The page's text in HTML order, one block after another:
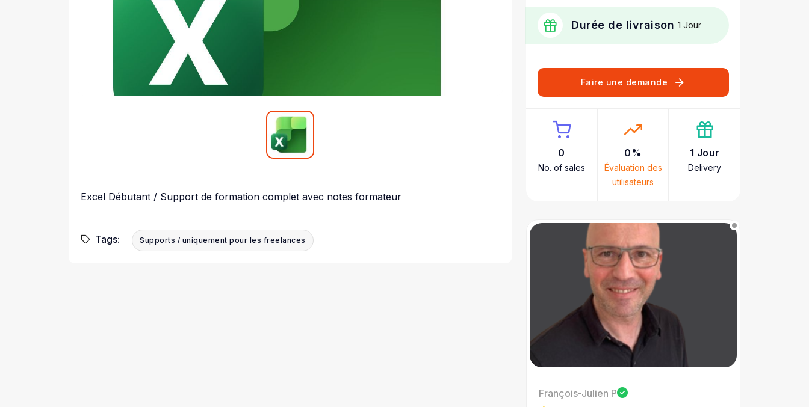
Excel Débutant / Support de formation complet avec notes formateur
Tags: Supports / uniquement pour les freelances
Durée de livraison 1 Jour
Faire une demande
0
No. of sales
0%
Évaluation des
utilisateurs
1 Jour
Delivery
François-Julien P